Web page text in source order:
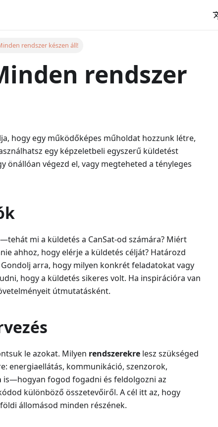
rendszer készen áll!
rendszer
hogy egy működőképes műholdat hozzunk létre,
egy képzeletbeli egyszerű küldetést
önállóan végezd el, vagy megteheted a tényleges
mi a küldetés a CanSat-od számára? Miért
ahhoz, hogy elérje a küldetés célját? Határozd
Gondolj arra, hogy milyen konkrét feladatokat vagy
hogy a küldetés sikeres volt. Ha inspirációra van
útmutatásként.
le azokat. Milyen rendszerekre lesz szükséged
energiaellátás, kommunikáció, szenzorok,
is—hogyan fogod fogadni és feldolgozni az
különböző összetevőiről. A cél itt az, hogy
állomásod minden részének.